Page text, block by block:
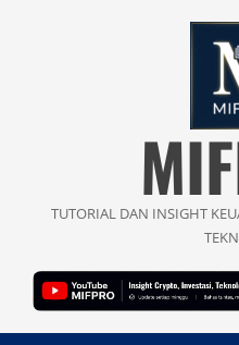
TUTORIAL DAN INSIGHT